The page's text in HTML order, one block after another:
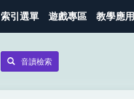
索引選單 遊戲專區 教學應用
音讀檢索